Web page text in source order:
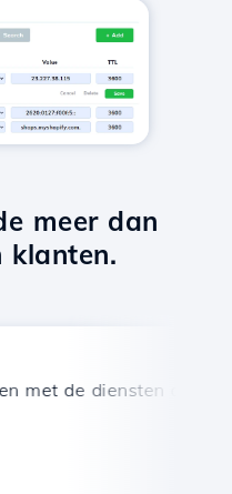
meer dan
klanten.
de diensten die door